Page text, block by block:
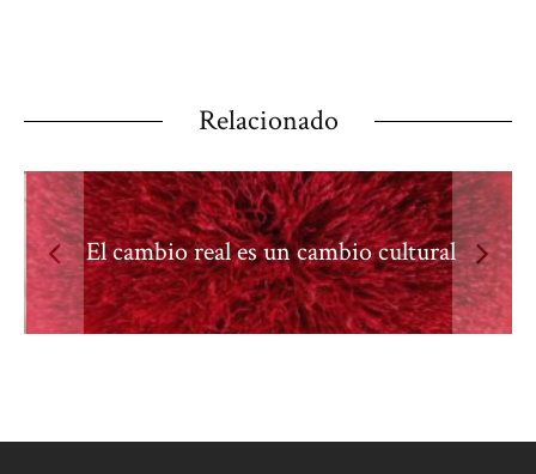
Relacionado
El cambio real es un cambio cultural